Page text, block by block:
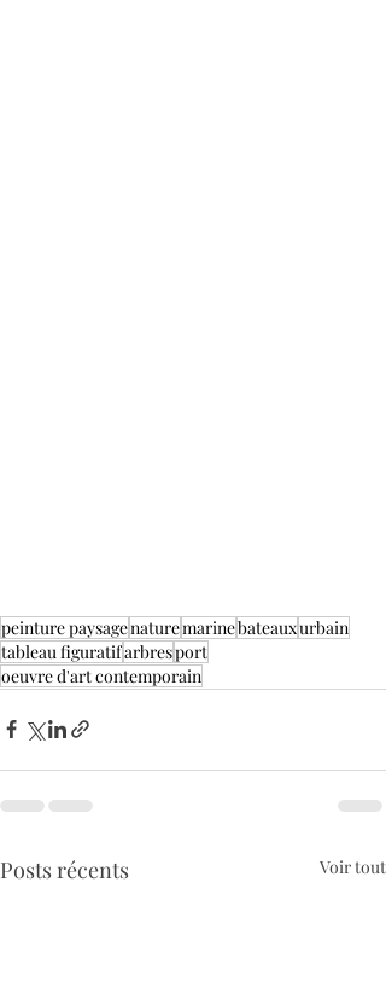
peinture paysagenaturemarinebateauxurbain
tableau figuratifarbresport
oeuvre d'art contemporain
Posts récents Voir tout